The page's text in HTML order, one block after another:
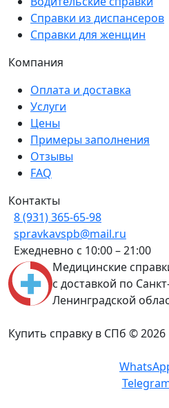
Медицинские
с доставкой по
Ленинградской
Купить справку в СПб © 2026
Справки из диспансеров
Справки для женщин
Компания
Оплата и доставка
Услуги
Цены
Примеры заполнения
Отзывы
FAQ
Контакты
8 (931) 365-65-98
spravkavspb@mail.ru
Ежедневно с 10:00 – 21:00